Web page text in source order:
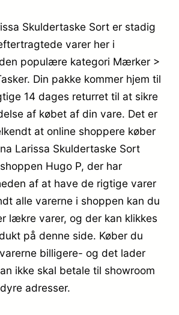
Skuldertaske Sort er stadig
varer her i
populære kategori Mærker >
Din pakke kommer hjem til
14 dages returret til at sikre
af købet af din vare. Det er
at online shoppere køber
Larissa Skuldertaske Sort
Hugo P, der har
af at have de rigtige varer
alle varerne i shoppen kan du
lækre varer, og der kan klikkes
på denne side. Køber du
billigere- og det lader
ikke skal betale til showroom
adresser.